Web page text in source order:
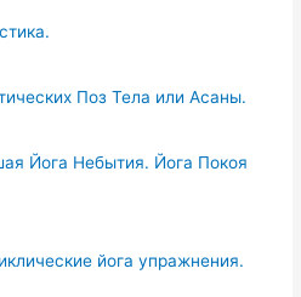
Поз Тела или Асаны.
Йога Небытия. Йога Покоя
йога упражнения.